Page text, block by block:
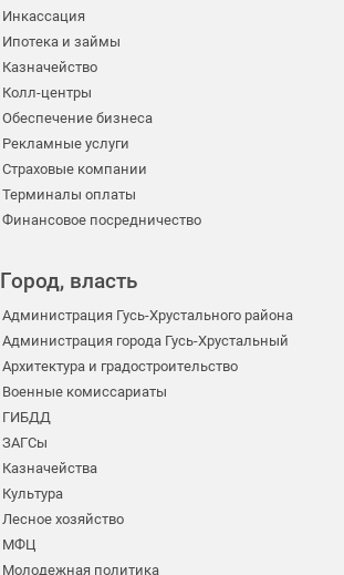
Инкассация
Ипотека и займы
Казначейство
Колл-центры
Обеспечение бизнеса
Рекламные услуги
Страховые компании
Терминалы оплаты
Финансовое посредничество
Город, власть
Администрация Гусь-Хрустального района
Администрация города Гусь-Хрустальный
Архитектура и градостроительство
Военные комиссариаты
ГИБДД
ЗАГСы
Казначейства
Культура
Лесное хозяйство
МФЦ
Молодежная политика